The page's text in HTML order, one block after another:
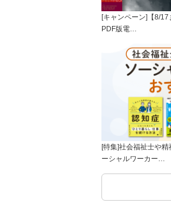
[キャンペーン]【8/17
PDF版電…
[特集]社会福祉士や
ーシャルワーカー…